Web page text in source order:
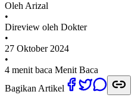
Oleh Arizal
•
Direview oleh Dokter
•
27 Oktober 2024
•
4 menit baca Menit Baca
Bagikan Artikel